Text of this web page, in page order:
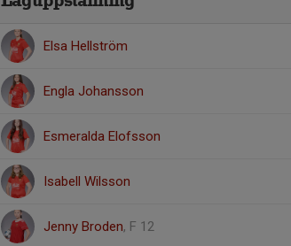
Elsa Hellström
Engla Johansson
Esmeralda Elofsson
Isabell Wilsson
Jenny Broden, F 12